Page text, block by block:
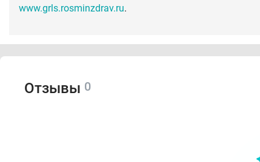
www.grls.rosminzdrav.ru.
Отзывы 0